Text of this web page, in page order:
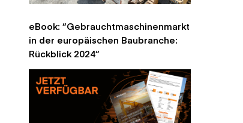
eBook: “Gebrauchtmaschinenmarkt
in der europäischen Baubranche:
Rückblick 2024“